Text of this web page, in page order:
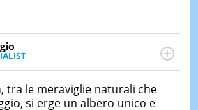
DI
un Master in Marketing Management
di contenuti in ottica SEO e
strategie marketing attraverso
, tra le meraviglie naturali che
si erge un albero unico e